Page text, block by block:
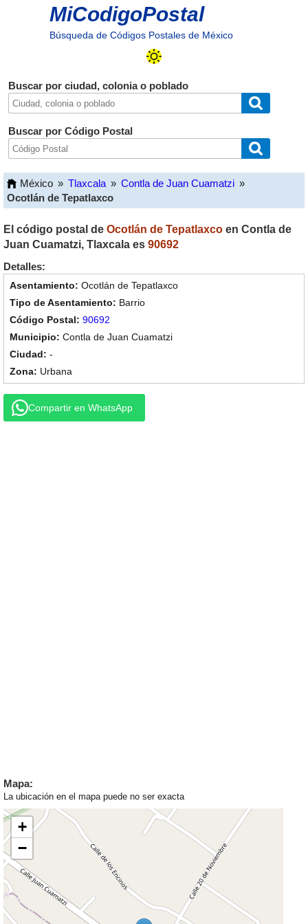
MiCodigoPostal
Búsqueda de Códigos Postales de México
Buscar por ciudad, colonia o poblado
Buscar por Código Postal
México » Tlaxcala » Contla de Juan Cuamatzi »
Ocotlán de Tepatlaxco
El código postal de Ocotlán de Tepatlaxco en Contla de
Juan Cuamatzi, Tlaxcala es 90692
Detalles:
Ocotlán de Tepatlaxco
Barrio
90692
Contla de Juan Cuamatzi
-
Urbana
Compartir en WhatsApp
Mapa:
La ubicación en el mapa puede no ser exacta
+
−